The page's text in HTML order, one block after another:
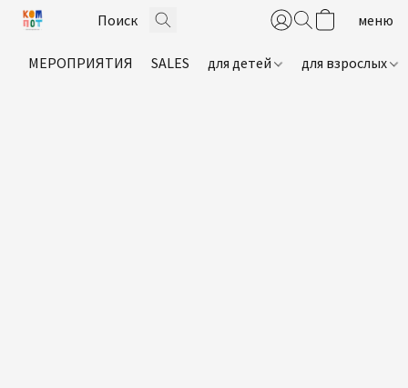
МЕРОПРИЯТИЯ SALES для детей для взрослых